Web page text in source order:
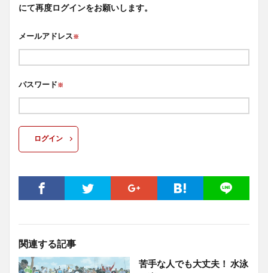
にて再度ログインをお願いします。
メールアドレス※
パスワード※
ログイン
関連する記事
苦手な人でも大丈夫！ 水泳